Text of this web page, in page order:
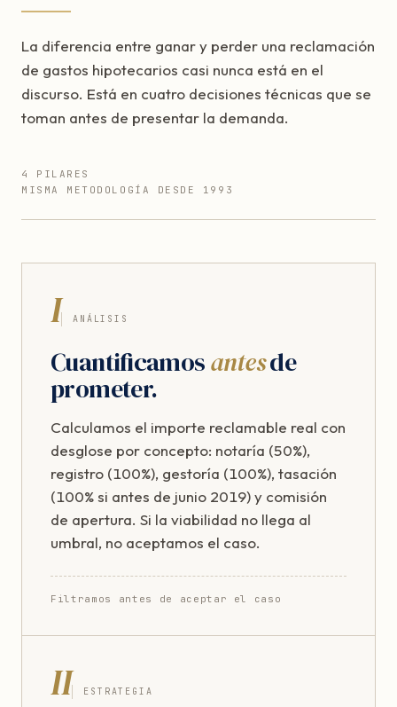
La diferencia entre ganar y perder una reclamación
de gastos hipotecarios casi nunca está en el
discurso. Está en cuatro decisiones técnicas que se
toman antes de presentar la demanda.
4 PILARES
MISMA METODOLOGÍA DESDE 1993
I ANÁLISIS
Cuantificamosantesde
prometer.
Calculamos el importe reclamable real con
desglose por concepto: notaría (50%),
registro (100%), gestoría (100%), tasación
(100% si antes de junio 2019) y comisión
de apertura. Si la viabilidad no llega al
umbral, no aceptamos el caso.
Filtramos antes de aceptar el caso
II ESTRATEGIA